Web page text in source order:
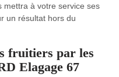
mettra à votre service ses
un résultat hors du
fruitiers par les
Elagage 67